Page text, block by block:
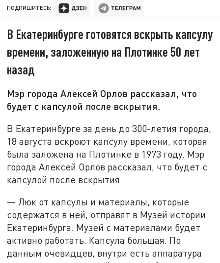
ПОДПИШИТЕСЬ:
В Екатеринбурге готовятся вскрыть капсулу
времени, заложенную на Плотинке 50 лет
назад
Мэр города Алексей Орлов рассказал, что
будет с капсулой после вскрытия.
В Екатеринбурге за день до 300-летия города,
18 августа вскроют капсулу времени, которая
была заложена на Плотинке в 1973 году. Мэр
города Алексей Орлов рассказал, что будет с
капсулой после вскрытия.
— Люк от капсулы и материалы, которые
содержатся в ней, отправят в Музей истории
Екатеринбурга. Музей с материалами будет
активно работать. Капсула большая. По
данным очевидцев, внутри есть аппаратура